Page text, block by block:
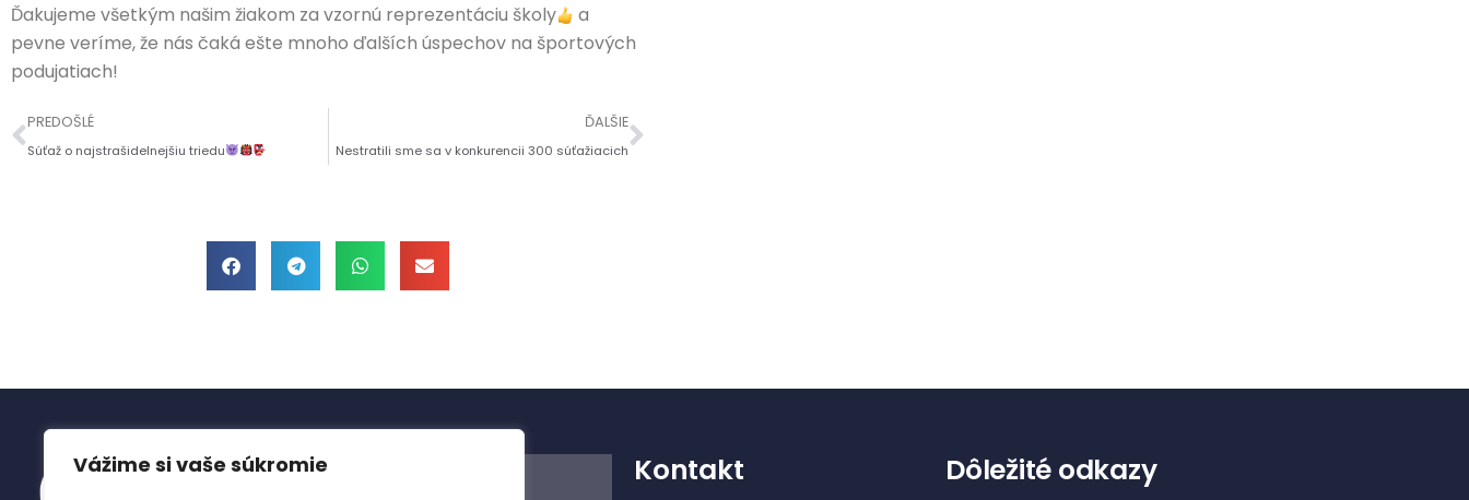
Vážime si vaše súkromie
Ďakujeme všetkým našim žiakom za vzornú reprezentáciu školy
a
pevne veríme, že nás čaká ešte mnoho ďalších úspechov na športových
podujatiach!
PREDOŠLÉ
Súťaž o najstrašidelnejšiu triedu
ĎALŠIE
Nestratili sme sa v konkurencii 300 súťažiacich
Kontakt Dôležité odkazy